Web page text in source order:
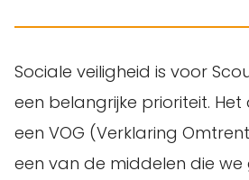
Sociale veiligheid is voor
een belangrijke prioriteit.
een VOG (Verklaring
een van de middelen die